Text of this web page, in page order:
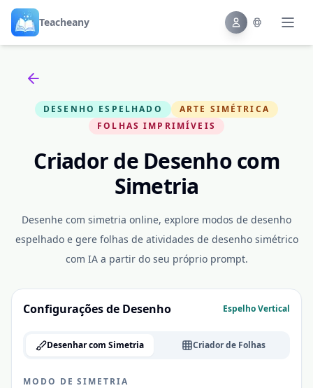
Teacheany
Back to tools
DESENHO ESPELHADO
ARTE SIMÉTRICA
FOLHAS IMPRIMÍVEIS
Criador de Desenho com
Simetria
Desenhe com simetria online, explore modos de desenho
espelhado e gere folhas de atividades de desenho simétrico
com IA a partir do seu próprio prompt.
Configurações de Desenho Espelho Vertical
Desenhar com Simetria Criador de Folhas
MODO DE SIMETRIA